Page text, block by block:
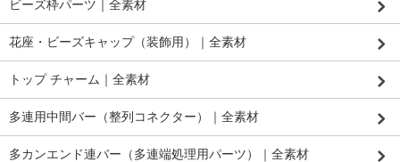
ビーズ枠パーツ｜全素材
花座・ビーズキャップ（装飾用）｜全素材
トップ チャーム｜全素材
多連用中間バー（整列コネクター）｜全素材
多カンエンド連バー（多連端処理用パーツ）｜全素材